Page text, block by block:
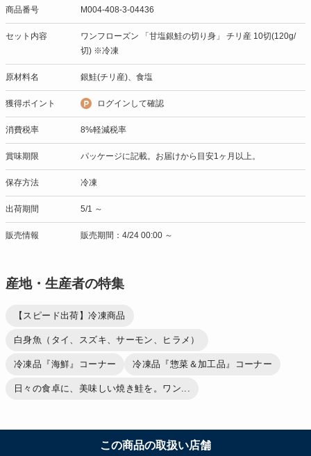
商品番号 M004-408-3-04436
セット内容
ワンフローズン 「甘塩銀鮭の切り身」 チリ産 10切(120g/
切) ※冷凍
原材料名 銀鮭(チリ産)、食塩
獲得ポイント ログインして確認
消費税率 8%軽減税率
賞味期限 パッケージに記載。お届けから目安1ヶ月以上。
保存方法 冷凍
出荷期間 5/1 ～
販売情報 販売期間：4/24 00:00 ～
産地・生産者の特集
【スピード出荷】冷凍商品
白身魚（タイ、スズキ、サーモン、ヒラメ）
冷凍品『海鮮』コーナー 冷凍品『惣菜＆加工品』コーナー
日々の食卓に、美味しい焼き鮭を。ワン...
この商品の取扱い店舗